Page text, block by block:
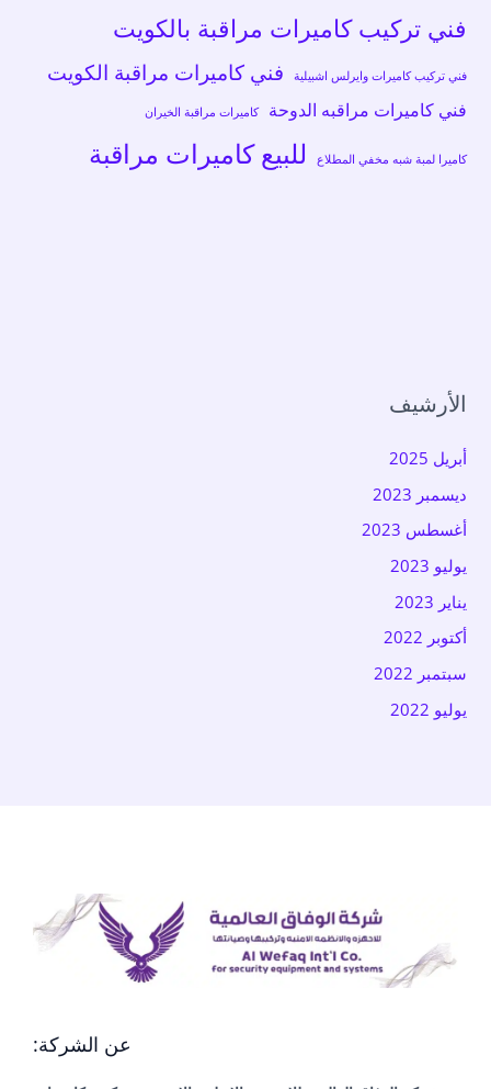
فني تركيب كاميرات مراقبة بالكويت
فني تركيب كاميرات وايرلس اشبيلية فني كاميرات مراقبة الكويت
فني كاميرات مراقبه الدوحة كاميرات مراقبة الخيران
كاميرا لمبة شبه مخفي المطلاع للبيع كاميرات مراقبة
الأرشيف
أبريل 2025
ديسمبر 2023
أغسطس 2023
يوليو 2023
يناير 2023
أكتوبر 2022
سبتمبر 2022
يوليو 2022
عن الشركة: